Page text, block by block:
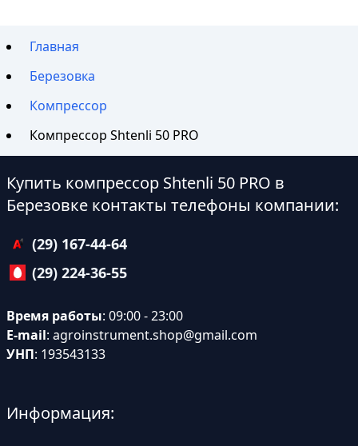
Главная
Березовка
Компрессор
Компрессор Shtenli 50 PRO
Купить компрессор Shtenli 50 PRO в
Березовке контакты телефоны компании:
(29) 167-44-64
(29) 224-36-55
Время работы: 09:00 - 23:00
E-mail: agroinstrument.shop@gmail.com
УНП: 193543133
Информация: